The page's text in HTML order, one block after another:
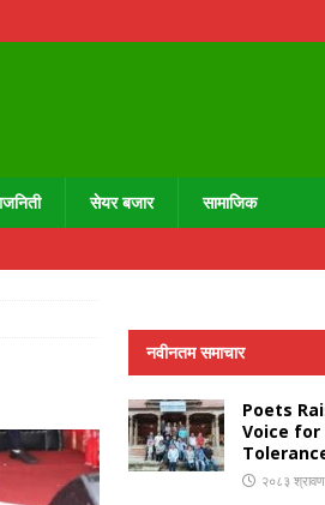
सेयर बजार सामाजिक
स्वास्थ्य
क्याबिन उद्घाटन तथा निःशुल्क दन्त स्वास्थ्य शिविर
and Humanity
नवीनतम समाचार
Poets
Voice for
२०८३